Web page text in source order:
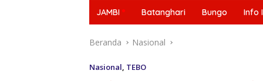
JAMBI Batanghari Bungo Info
Beranda Nasional
Nasional, TEBO